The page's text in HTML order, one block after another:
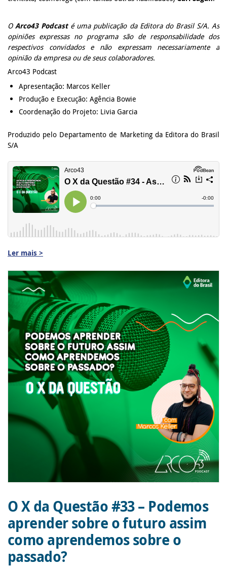
OArco43 Podcasté uma publicação da Editora do Brasil S/A. As
opiniões expressas no programa são de responsabilidade dos
respectivos convidados e não expressam necessariamente a
opinião da empresa ou de seus colaboradores.
Arco43 Podcast
Apresentação: Marcos Keller
Produção e Execução: Agência Bowie
Coordenação do Projeto: Livia Garcia
Produzido pelo Departamento de Marketing da Editora do Brasil
S/A
Ler mais >
O X da Questão #33 – Podemos
aprender sobre o futuro assim
como aprendemos sobre o
passado?